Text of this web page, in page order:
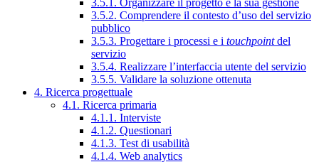
3.5.2. Comprendere il contesto d’uso del servizio
pubblico
3.5.3. Progettare i processi e i touchpointdel
servizio
3.5.4. Realizzare l’interfaccia utente del servizio
3.5.5. Validare la soluzione ottenuta
4. Ricerca progettuale
4.1. Ricerca primaria
4.1.1. Interviste
4.1.2. Questionari
4.1.3. Test di usabilità
4.1.4. Web analytics